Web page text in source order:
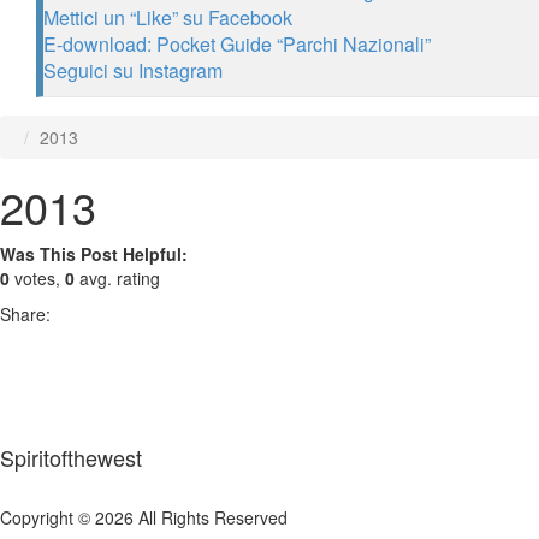
Mettici un “Like” su Facebook
E-download: Pocket Guide “Parchi Nazionali”
Seguici su Instagram
2013
2013
Was This Post Helpful:
0 votes, 0 avg. rating
Share:
Spiritofthewest
Copyright © 2026 All Rights Reserved